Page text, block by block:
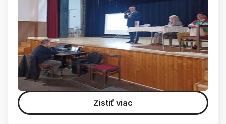
Zistiť viac